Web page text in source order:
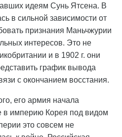
идеям Сунь Ятсена. В
в сильной зависимости от
признания Маньчжурии
интересов. Это не
и в 1902 г. они
график вывода
с окончанием восстания.
его армия начала
в империю Корея под видом
это совсем не